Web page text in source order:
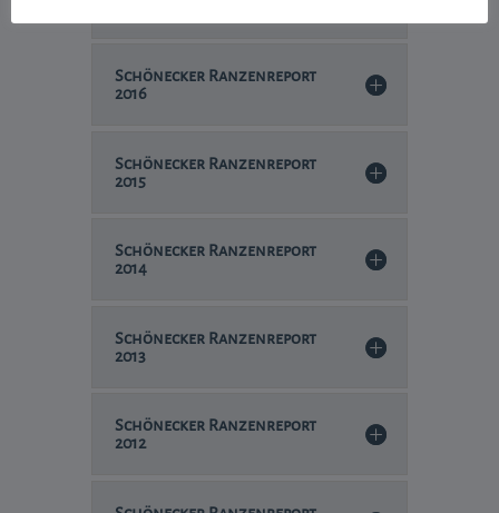
Schönecker Ranzenreport
2016
Schönecker Ranzenreport
2015
Schönecker Ranzenreport
2014
Schönecker Ranzenreport
2013
Schönecker Ranzenreport
2012